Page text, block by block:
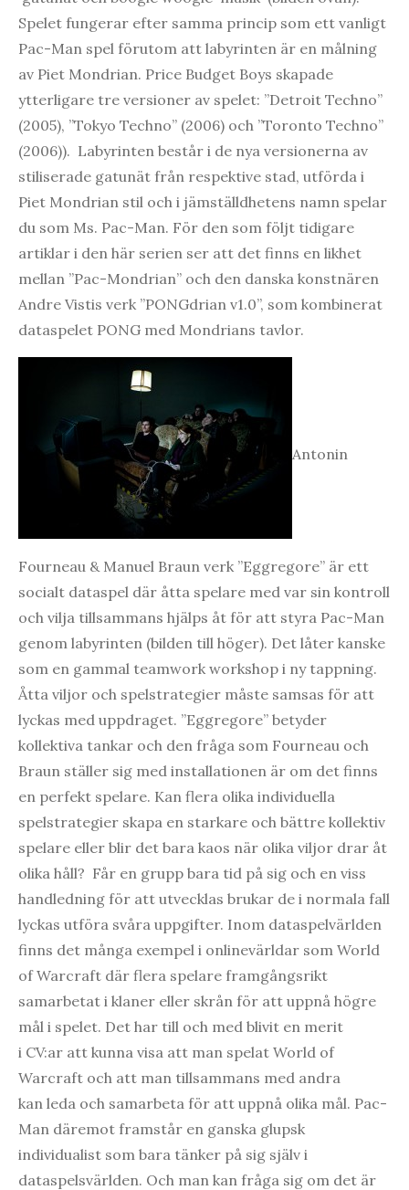
Spelet fungerar efter samma princip som ett vanligt
Pac-Man spel förutom att labyrinten är en målning
av Piet Mondrian. Price Budget Boys skapade
ytterligare tre versioner av spelet: ”Detroit Techno”
(2005), ”Tokyo Techno” (2006) och ”Toronto Techno”
(2006)). Labyrinten består i de nya versionerna av
stiliserade gatunät från respektive stad, utförda i
Piet Mondrian stil och i jämställdhetens namn spelar
du som Ms. Pac-Man. För den som följt tidigare
artiklar i den här serien ser att det finns en likhet
mellan ”Pac-Mondrian” och den danska konstnären
Andre Vistis verk ”PONGdrian v1.0”, som kombinerat
dataspelet PONG med Mondrians tavlor.
Antonin
Fourneau & Manuel Braun verk ”Eggregore” är ett
socialt dataspel där åtta spelare med var sin kontroll
och vilja tillsammans hjälps åt för att styra Pac-Man
genom labyrinten (bilden till höger). Det låter kanske
som en gammal teamwork workshop i ny tappning.
Åtta viljor och spelstrategier måste samsas för att
lyckas med uppdraget. ”Eggregore” betyder
kollektiva tankar och den fråga som Fourneau och
Braun ställer sig med installationen är om det finns
en perfekt spelare. Kan flera olika individuella
spelstrategier skapa en starkare och bättre kollektiv
spelare eller blir det bara kaos när olika viljor drar åt
olika håll? Får en grupp bara tid på sig och en viss
handledning för att utvecklas brukar de i normala fall
lyckas utföra svåra uppgifter. Inom dataspelvärlden
finns det många exempel i onlinevärldar som World
of Warcraft där flera spelare framgångsrikt
samarbetat i klaner eller skrån för att uppnå högre
mål i spelet. Det har till och med blivit en merit
i CV:ar att kunna visa att man spelat World of
Warcraft och att man tillsammans med andra
kan leda och samarbeta för att uppnå olika mål. Pac-
Man däremot framstår en ganska glupsk
individualist som bara tänker på sig själv i
dataspelsvärlden. Och man kan fråga sig om det är